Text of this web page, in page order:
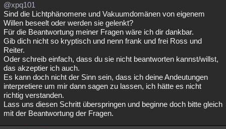
@xpq101
Sind die Lichtphänomene und Vakuumdomänen von eigenem
Willen beseelt oder werden sie gelenkt?
Für die Beantwortung meiner Fragen wäre ich dir dankbar.
Gib dich nicht so kryptisch und nenn frank und frei Ross und
Reiter.
Oder schreib einfach, dass du sie nicht beantworten kannst/willst,
das akzeptier ich auch.
Es kann doch nicht der Sinn sein, dass ich deine Andeutungen
interpretiere um mir dann sagen zu lassen, ich hätte es nicht
richtig verstanden.
Lass uns diesen Schritt überspringen und beginne doch bitte gleich
mit der Beantwortung der Fragen.